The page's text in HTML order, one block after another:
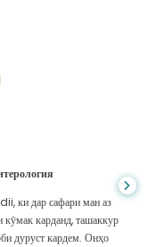
ки дар сафари ман аз
кӯмак карданд, ташаккур
дуруст кардем. Онҳо